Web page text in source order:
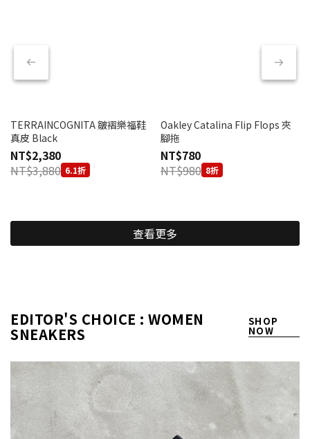
TERRAINCOGNITA 皺褶樂福鞋
真皮 Black
NT$2,380
NT$3,880 6.1折
Oakley Catalina Flip Flops 夾
腳拖
NT$780
NT$980 8折
查看更多
EDITOR'S CHOICE : WOMEN
SNEAKERS
SHOP
NOW